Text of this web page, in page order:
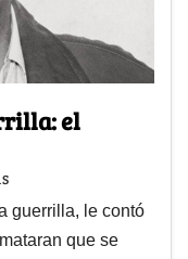
el
guerrilla, le contó
que se